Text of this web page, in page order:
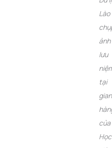
Lào
ảnh
lưu
tại
gian
của
Học